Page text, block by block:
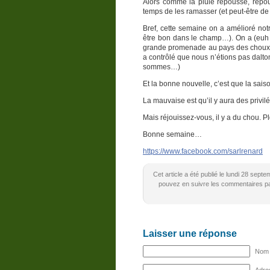
Alors comme la pluie repousse,
temps de les ramasser (et peut-être
Bref, cette semaine on a amélioré
être bon dans le champ…). On a
grande promenade au pays des
a contrôlé que nous n’étions pas
sommes…)
Et la bonne nouvelle, c’est que la
La mauvaise est qu’il y aura des
Mais réjouissez-vous, il y a du chou.
Bonne semaine…
https://www.facebook.com/sarlrenard
Cet article a été publié le lundi 28
pouvez en suivre les commentaires
Laisser une réponse